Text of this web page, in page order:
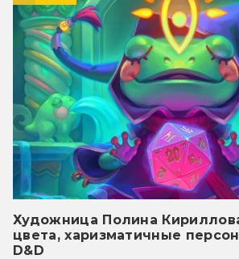
Художница Полина
цвета, харизматичные
D&D